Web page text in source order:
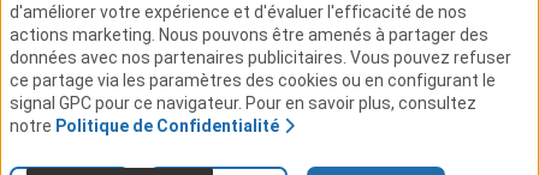
Carrières
CONDITIONS D'UTILISATION
POLITIQUE DE CONFIDENTIALITÉ
ACCORDS TYPES
PRINCIPES APPLICABLES AUX FOURNISSEURS
CHAÎNE D'APPROVISIONNEMENT ÉTHIQUEGSE
d'améliorer votre expérience et d'évaluer l'efficacité de nos
actions marketing. Nous pouvons être amenés à partager des
données avec nos partenaires publicitaires. Vous pouvez refuser
ce partage via les paramètres des cookies ou en configurant le
signal GPC pour ce navigateur. Pour en savoir plus, consultez
notre Politique de Confidentialité